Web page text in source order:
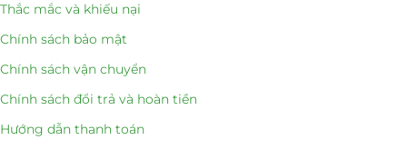
Tiểu Cảnh Lan Sen Đá
Hoa Tặng 14/2
Hoa Tặng 20/10
Thắc mắc và khiếu nại
Chính sách bảo mật
Chính sách vận chuyển
Chính sách đổi trả và hoàn tiền
Hướng dẫn thanh toán